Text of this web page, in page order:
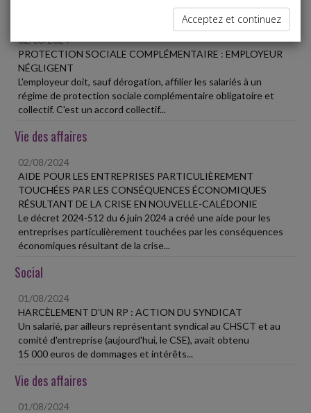
02/08/2024
PROTECTION SOCIALE COMPLÉMENTAIRE : EMPLOYEUR
NÉGLIGENT
L'employeur doit, sauf dérogation, affilier les salariés à un
régime de protection sociale complémentaire obligatoire et
collectif. C'est un accord collectif...
Vie des affaires
02/08/2024
AIDE POUR LES ENTREPRISES PARTICULIÈREMENT
TOUCHÉES PAR LES CONSÉQUENCES ÉCONOMIQUES
RÉSULTANT DE LA CRISE EN NOUVELLE-CALÉDONIE
Le décret 2024-512 du 6 juin 2024 a créé une aide pour les
entreprises particulièrement touchées par les conséquences
économiques résultant de la crise...
Social
01/08/2024
HARCÈLEMENT D'UN RP : ACTION DU SYNDICAT
Un salarié, par ailleurs représentant syndical au CHSCT et au
comité d'entreprise (aujourd'hui, le CSE), avait obtenu
15 000 euros de dommages et intérêts...
Vie des affaires
01/08/2024
Acceptez et continuez